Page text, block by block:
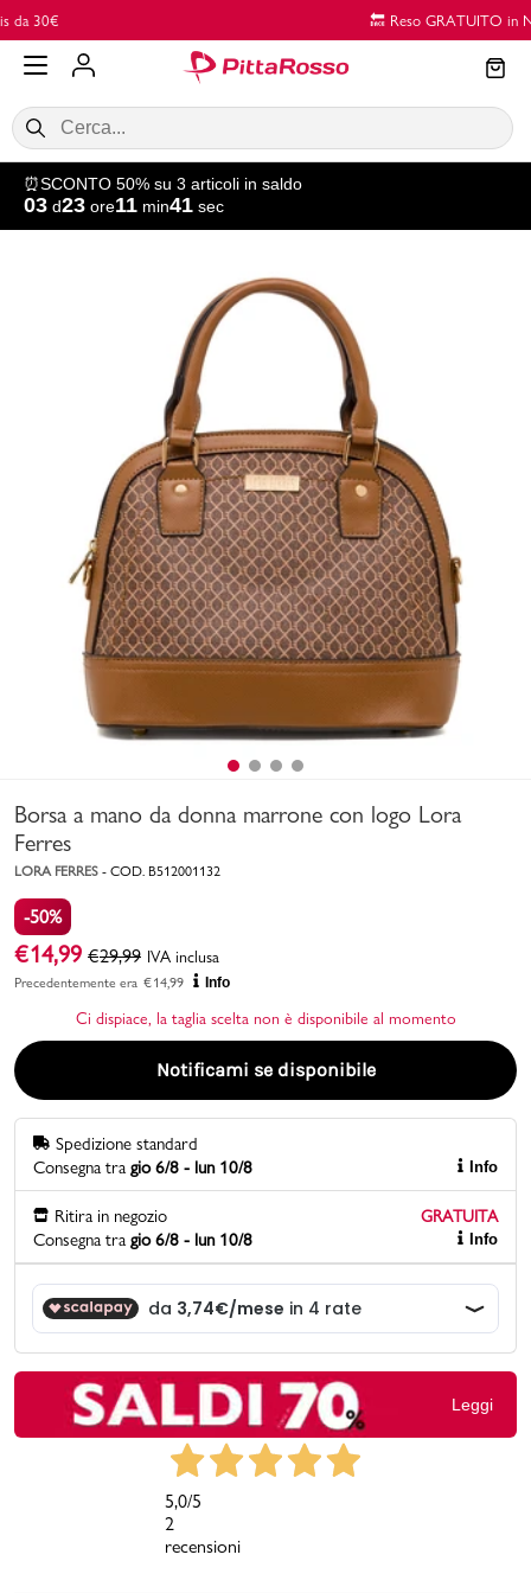
Vai al contenuto principale
Bambino
Valigie
Marchi
Accedi | Registrati
Promo & News
negozi
contatti
pcard
Gift card
⏰SCONTO 50% su 3 articoli in saldo
03 d23 ore11 min40 sec
Borsa a mano da donna marrone con logo Lora
Ferres
LORA FERRES - COD. B512001132
-50%
€14,99 €29,99 IVA inclusa
Precedentemente era €14,99 Info
Ci dispiace, la taglia scelta non è disponibile al momento
Notificami se disponibile
Spedizione standard
Consegna tra gio 6/8 - lun 10/8 Info
Ritira in negozio
GRATUITA
Consegna tra gio 6/8 - lun 10/8 Info
Leggi
5,0/5
2
recensioni